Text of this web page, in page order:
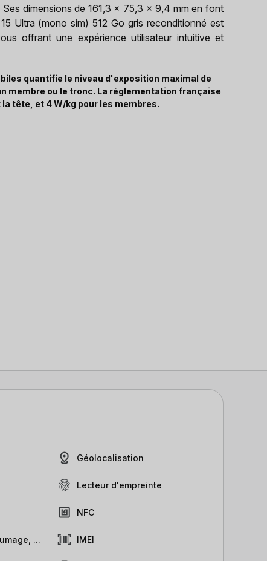
dimensions de 161,3 x 75,3 x 9,4 mm en font
Ultra (mono sim) 512 Go gris reconditionné est
offrant une expérience utilisateur intuitive et
quantifie le niveau d'exposition maximal de
membre ou le tronc. La réglementation française
tête, et 4 W/kg pour les membres.
...
Géolocalisation
Lecteur d'empreinte
NFC
IMEI